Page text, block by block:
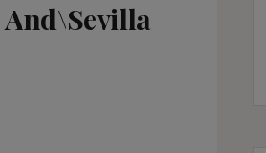
And\Sevilla